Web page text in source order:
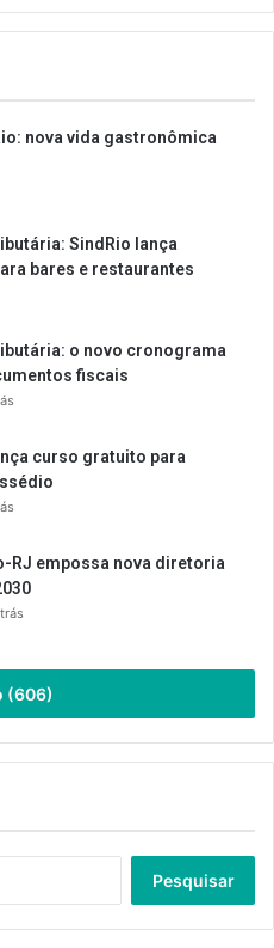
nova vida gastronômica
SindRio lança
bares e restaurantes
o novo cronograma
fiscais
curso gratuito para
RJ empossa nova diretoria
(606)